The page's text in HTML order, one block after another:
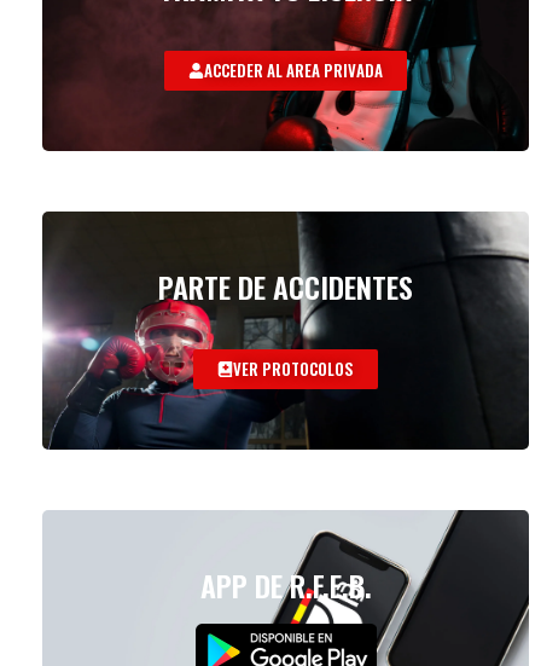
ACCEDER AL AREA PRIVADA
PARTE DE ACCIDENTES
VER PROTOCOLOS
APP DE R.F.E.B.